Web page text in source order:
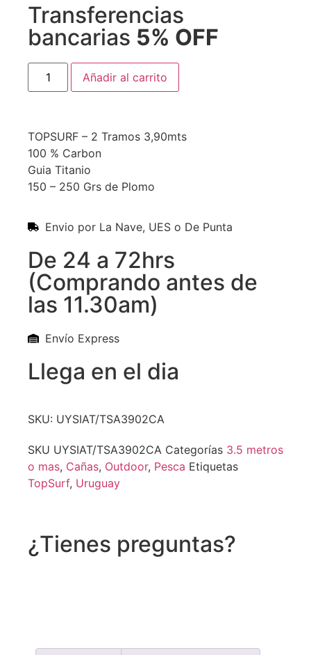
Transferencias
bancarias 5% OFF
Añadir al carrito
TOPSURF – 2 Tramos 3,90mts
100 % Carbon
Guia Titanio
150 – 250 Grs de Plomo
Envio por La Nave, UES o De Punta
De 24 a 72hrs
(Comprando antes de
las 11.30am)
Envío Express
Llega en el dia
SKU: UYSIAT/TSA3902CA
SKU UYSIAT/TSA3902CA Categorías 3.5 metros
o mas, Cañas, Outdoor, Pesca Etiquetas
TopSurf, Uruguay
¿Tienes preguntas?